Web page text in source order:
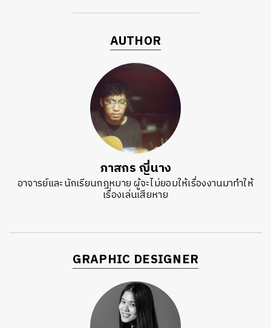
AUTHOR
ภาสกร ญี่นาง
อาจารย์และนักเรียนกฎหมาย ผู้จะไม่ยอมให้เรื่องงานมาทำให้
เรื่องเล่นเสียหาย
GRAPHIC DESIGNER